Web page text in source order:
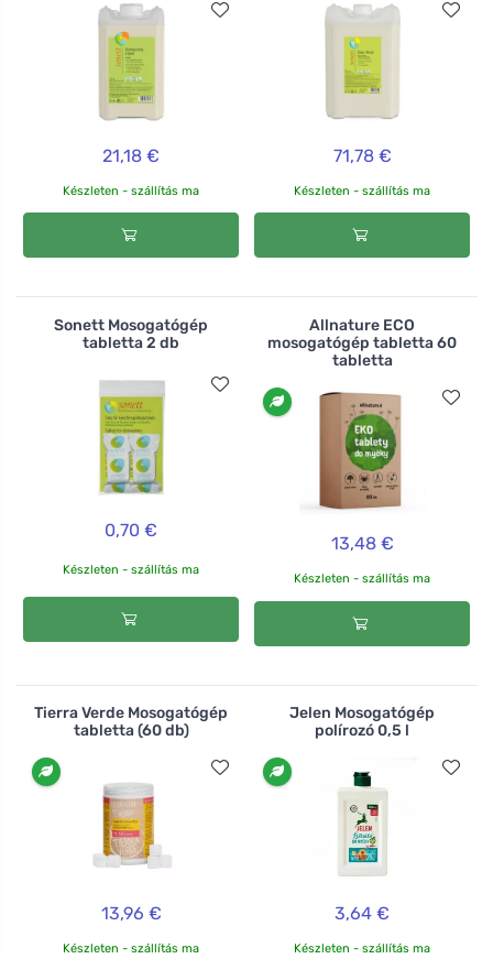
21,18 €
Készleten - szállítás ma
71,78 €
Készleten - szállítás ma
Sonett Mosogatógép
tabletta 2 db
0,70 €
Készleten - szállítás ma
Allnature ECO
mosogatógép tabletta 60
tabletta
13,48 €
Készleten - szállítás ma
Tierra Verde Mosogatógép
tabletta (60 db)
13,96 €
Készleten - szállítás ma
Jelen Mosogatógép
polírozó 0,5 l
3,64 €
Készleten - szállítás ma